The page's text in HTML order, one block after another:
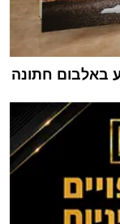
באלבום חתונה